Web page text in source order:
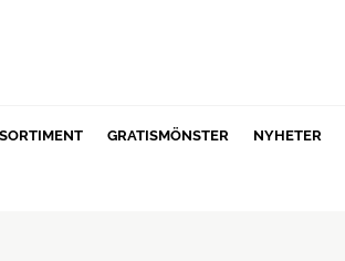
SORTIMENT GRATISMÖNSTER NYHETER